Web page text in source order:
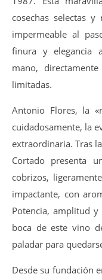
cosechas selectas
impermeable al
finura y elegancia
mano,
limitadas.
Antonio Flores, la
cuidadosamente, la
extraordinaria. Tras
Cortado presenta
cobrizos,
impactante, con
Potencia, amplitud y
boca de este vino
paladar para
Desde su fundación